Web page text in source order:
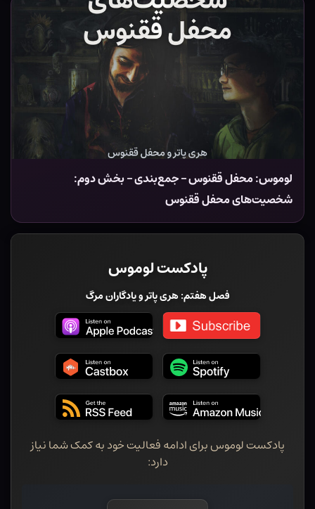
لوموس: محفل ققنوس – جمع‌بندی – بخش دوم:
شخصیت‌های محفل ققنوس
پادکست لوموس
فصل هفتم: هری پاتر و یادگاران مرگ
پادکست لوموس برای ادامه فعالیت خود به کمک شما نیاز
دارد: